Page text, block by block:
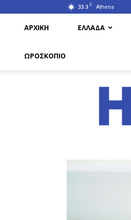
33.3 C Athens
ΑΡΧΙΚΗ ΕΛΛΑΔΑ
ΩΡΟΣΚΟΠΙΟ